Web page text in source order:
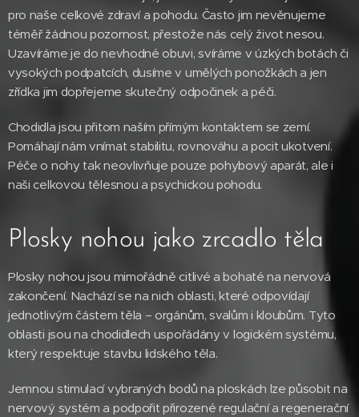
pro naše celkové zdraví a pohodu. Často jim nevěnujeme
téměř žádnou pozornost, přestože nás celý život nesou.
Uzavíráme je do nevhodné obuvi, svíráme v úzkých botách či
vysokých podpatcích, dusíme v umělých ponožkách a jen
zřídka jim dopřejeme skutečný odpočinek a péči.
Chodidla jsou přitom naším přímým kontaktem se zemí.
Pomáhají nám vnímat stabilitu, rovnováhu a pocit ukotvení.
Péče o nohy tak neovlivňuje pouze pohybový aparát, ale i
naši celkovou tělesnou a psychickou pohodu.
Plosky nohou jako zrcadlo těla
Plosky nohou jsou mimořádně citlivé a bohaté na nervová
zakončení. Nachází se na nich oblasti, které odpovídají
jednotlivým částem těla – orgánům, svalům i kloubům. Tyto
oblasti jsou na chodidlech uspořádány v logickém systému,
který respektuje stavbu lidského těla.
Jemnou stimulací vybraných bodů na ploskách lze působit na
nervový systém a podpořit přirozené regulační a regenerační